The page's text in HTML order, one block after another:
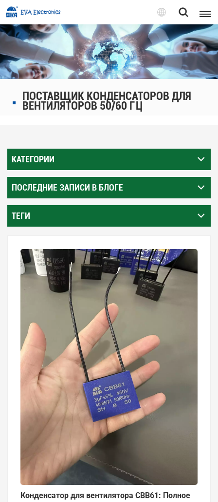
Pусский
English
Pусский
Tiếng việt
ПОСТАВЩИК КОНДЕНСАТОРОВ ДЛЯ
ВЕНТИЛЯТОРОВ 50/60 ГЦ
КАТЕГОРИИ
ПОСЛЕДНИЕ ЗАПИСИ В БЛОГЕ
ТЕГИ
Конденсатор для вентилятора CBB61: Полное